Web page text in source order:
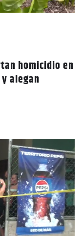
homicidio en
alegan